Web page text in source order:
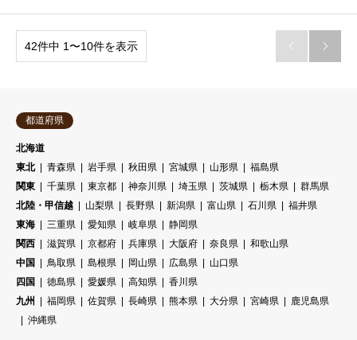
42件中 1〜10件を表示  
都道府県
北海道
東北
青森県 岩手県 秋田県 宮城県 山形県
福島県
関東
千葉県 東京都 神奈川県 埼玉県 茨城県 栃木県
群馬県
北陸・甲信越
山梨県 長野県 新潟県 富山県 石川県
福井県
東海
三重県 愛知県 岐阜県
静岡県
関西
滋賀県 京都府 兵庫県 大阪府 奈良県
和歌山県
中国
鳥取県 島根県 岡山県 広島県
山口県
四国
徳島県 愛媛県 高知県
香川県
九州
福岡県 佐賀県 長崎県 熊本県 大分県 宮崎県
鹿児島県
沖縄県